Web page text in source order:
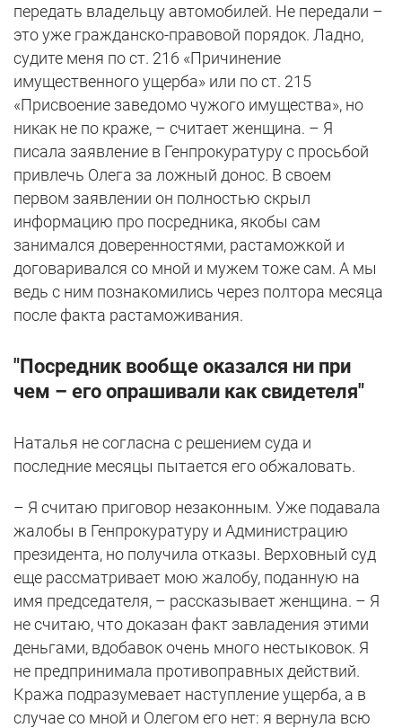
передать владельцу автомобилей. Не передали –
это уже гражданско-правовой порядок. Ладно,
судите меня по ст. 216 «Причинение
имущественного ущерба» или по ст. 215
«Присвоение заведомо чужого имущества», но
никак не по краже, – считает женщина. – Я
писала заявление в Генпрокуратуру с просьбой
привлечь Олега за ложный донос. В своем
первом заявлении он полностью скрыл
информацию про посредника, якобы сам
занимался доверенностями, растаможкой и
договаривался со мной и мужем тоже сам. А мы
ведь с ним познакомились через полтора месяца
после факта растаможивания.
"Посредник вообще оказался ни при
чем – его опрашивали как свидетеля"
Наталья не согласна с решением суда и
последние месяцы пытается его обжаловать.
– Я считаю приговор незаконным. Уже подавала
жалобы в Генпрокуратуру и Администрацию
президента, но получила отказы. Верховный суд
еще рассматривает мою жалобу, поданную на
имя председателя, – рассказывает женщина. – Я
не считаю, что доказан факт завладения этими
деньгами, вдобавок очень много нестыковок. Я
не предпринимала противоправных действий.
Кража подразумевает наступление ущерба, а в
случае со мной и Олегом его нет: я вернула всю